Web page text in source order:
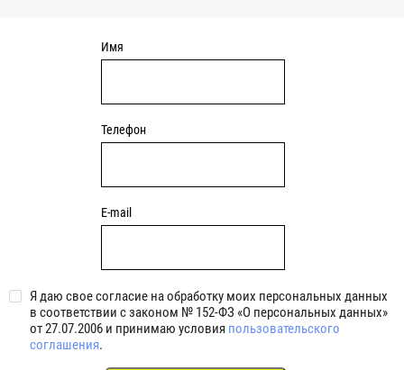
Имя
Телефон
E-mail
Я даю свое согласие на обработку моих персональных данных
в соответствии с законом № 152-ФЗ «О персональных данных»
от 27.07.2006 и принимаю условия пользовательского
соглашения.